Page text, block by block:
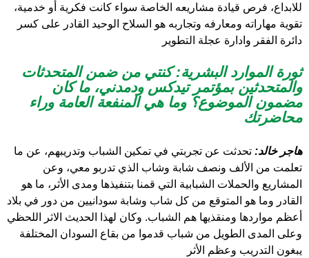
للابداع، فرص قيادة مشاريعه الخاصة سواء كانت فكرية أو خدمية،
تقوية مهاراته ومعارفه وتجاربه هو السلاح الوحيد القادر على كسر
دائرة الفقر وادارة عجلة التطوير
ثورة الموارد البشرية: كنتي من ضمن المتحدثات
والمتحدثين بمؤتمر تيدكس ودمدني، ما كان
مضمون الموضوع؟ وما هي المنفعة العامة وراء
محاضرتك
هاجر خالد: تحدثت عن تجربتي في تمكين الشباب وتدريبهم، عن ما
تعلمت من الألف ونصف شابة وشاب الذي تدربو معي، وعن
المشاريع والحملات الشبابية التي قمنا بتنفيذها ومدى الأثر، ما هو
القادر وما هو المتوقع من كل شاب وشابة سودانيين من دور في بلاد
أعظم مواردها ومنقذيها هم الشباب. وكان لهذا الحديث الاثر اللحظي
وعلى المدى الطويل من شباب قدموا من بقاع السودان المختلفة
يبغون التدريب وعظم الأثر